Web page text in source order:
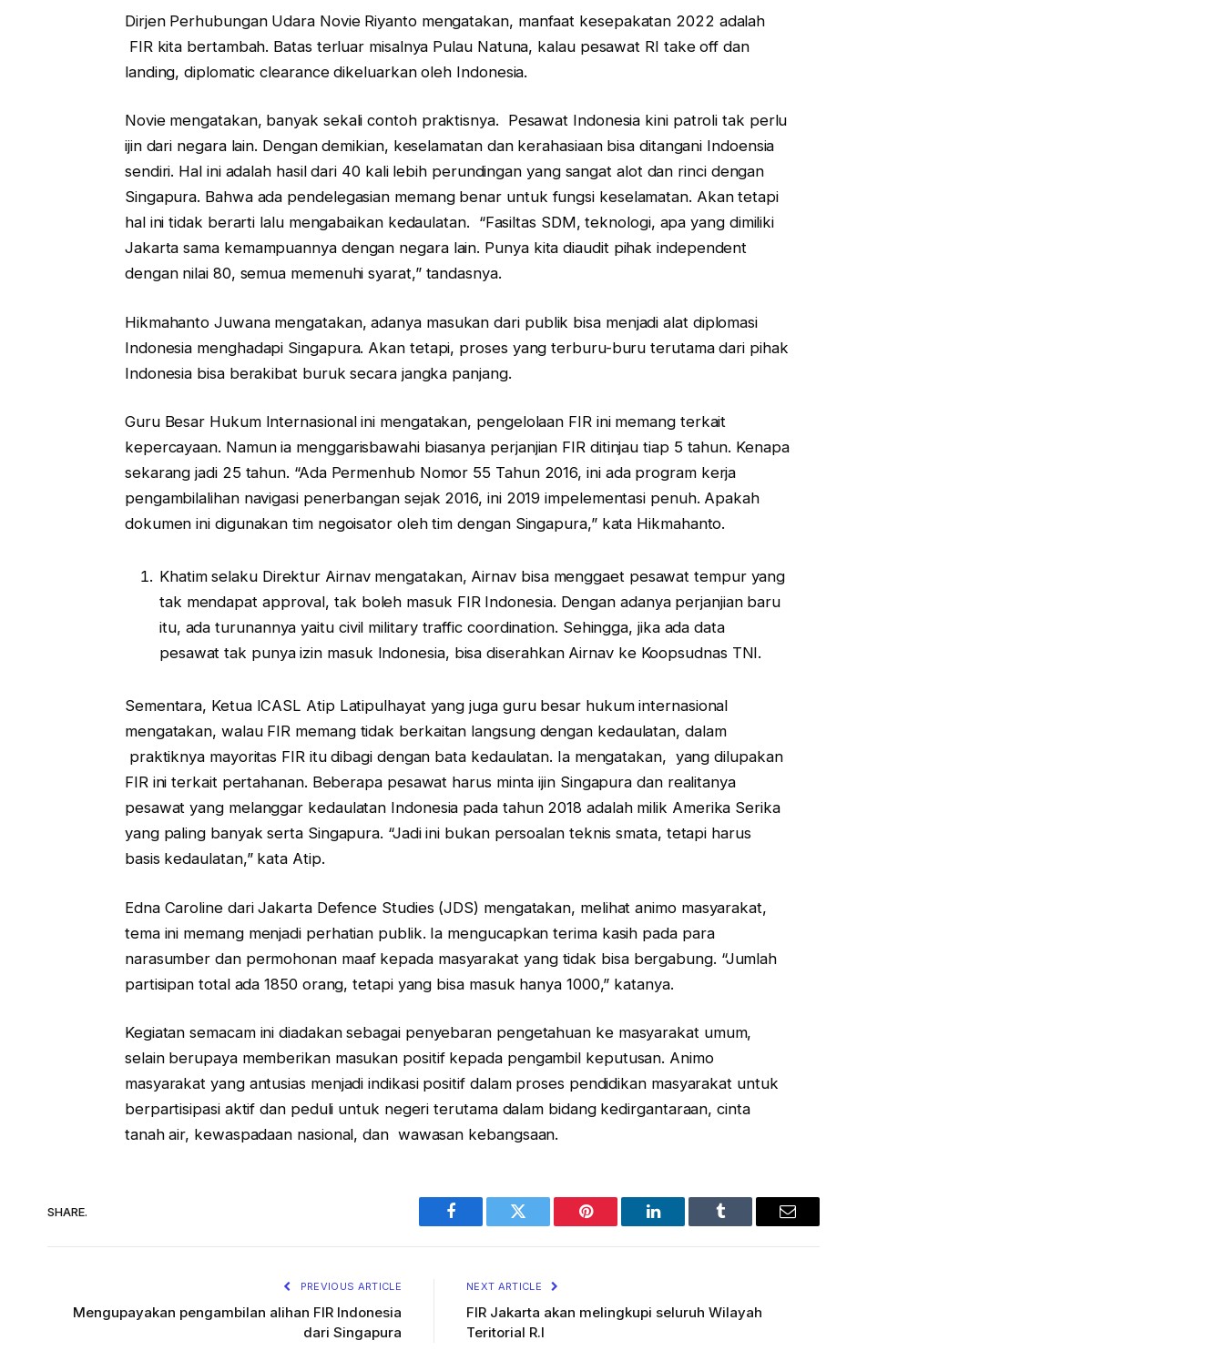
Dirjen Perhubungan Udara Novie Riyanto mengatakan, manfaat kesepakatan 2022 adalah
FIR kita bertambah. Batas terluar misalnya Pulau Natuna, kalau pesawat RI take off dan
landing, diplomatic clearance dikeluarkan oleh Indonesia.
Novie mengatakan, banyak sekali contoh praktisnya. Pesawat Indonesia kini patroli tak perlu
ijin dari negara lain. Dengan demikian, keselamatan dan kerahasiaan bisa ditangani Indoensia
sendiri. Hal ini adalah hasil dari 40 kali lebih perundingan yang sangat alot dan rinci dengan
Singapura. Bahwa ada pendelegasian memang benar untuk fungsi keselamatan. Akan tetapi
hal ini tidak berarti lalu mengabaikan kedaulatan. “Fasiltas SDM, teknologi, apa yang dimiliki
Jakarta sama kemampuannya dengan negara lain. Punya kita diaudit pihak independent
dengan nilai 80, semua memenuhi syarat,” tandasnya.
Hikmahanto Juwana mengatakan, adanya masukan dari publik bisa menjadi alat diplomasi
Indonesia menghadapi Singapura. Akan tetapi, proses yang terburu-buru terutama dari pihak
Indonesia bisa berakibat buruk secara jangka panjang.
Guru Besar Hukum Internasional ini mengatakan, pengelolaan FIR ini memang terkait
kepercayaan. Namun ia menggarisbawahi biasanya perjanjian FIR ditinjau tiap 5 tahun. Kenapa
sekarang jadi 25 tahun. “Ada Permenhub Nomor 55 Tahun 2016, ini ada program kerja
pengambilalihan navigasi penerbangan sejak 2016, ini 2019 impelementasi penuh. Apakah
dokumen ini digunakan tim negoisator oleh tim dengan Singapura,” kata Hikmahanto.
Khatim selaku Direktur Airnav mengatakan, Airnav bisa menggaet pesawat tempur yang
tak mendapat approval, tak boleh masuk FIR Indonesia. Dengan adanya perjanjian baru
itu, ada turunannya yaitu civil military traffic coordination. Sehingga, jika ada data
pesawat tak punya izin masuk Indonesia, bisa diserahkan Airnav ke Koopsudnas TNI.
Sementara, Ketua ICASL Atip Latipulhayat yang juga guru besar hukum internasional
mengatakan, walau FIR memang tidak berkaitan langsung dengan kedaulatan, dalam
praktiknya mayoritas FIR itu dibagi dengan bata kedaulatan. Ia mengatakan, yang dilupakan
FIR ini terkait pertahanan. Beberapa pesawat harus minta ijin Singapura dan realitanya
pesawat yang melanggar kedaulatan Indonesia pada tahun 2018 adalah milik Amerika Serika
yang paling banyak serta Singapura. “Jadi ini bukan persoalan teknis smata, tetapi harus
basis kedaulatan,” kata Atip.
Edna Caroline dari Jakarta Defence Studies (JDS) mengatakan, melihat animo masyarakat,
tema ini memang menjadi perhatian publik. Ia mengucapkan terima kasih pada para
narasumber dan permohonan maaf kepada masyarakat yang tidak bisa bergabung. “Jumlah
partisipan total ada 1850 orang, tetapi yang bisa masuk hanya 1000,” katanya.
Kegiatan semacam ini diadakan sebagai penyebaran pengetahuan ke masyarakat umum,
selain berupaya memberikan masukan positif kepada pengambil keputusan. Animo
masyarakat yang antusias menjadi indikasi positif dalam proses pendidikan masyarakat untuk
berpartisipasi aktif dan peduli untuk negeri terutama dalam bidang kedirgantaraan, cinta
tanah air, kewaspadaan nasional, dan wawasan kebangsaan.
SHARE.
Facebook Twitter Pinterest LinkedIn Tumblr Email
PREVIOUS ARTICLE
Mengupayakan pengambilan alihan FIR Indonesia
dari Singapura
NEXT ARTICLE
FIR Jakarta akan melingkupi seluruh Wilayah
Teritorial R.I